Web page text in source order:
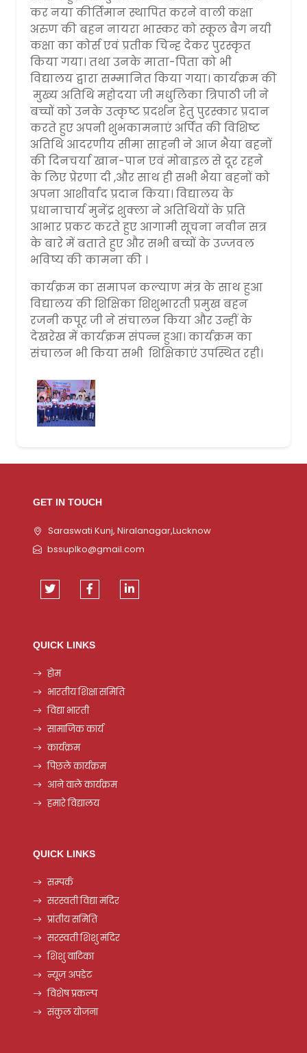
कर नया कीर्तिमान स्थापित करने वाली कक्षा
अरुण की बहन नायरा भास्कर को स्कूल बैग नयी
कक्षा का कोर्स एवं प्रतीक चिन्ह देकर पुरस्कृत
किया गया। तथा उनके माता-पिता को भी
विद्यालय द्वारा सम्मानित किया गया। कार्यक्रम की
मुख्य अतिथि महोदया जी मधुलिका त्रिपाठी जी ने
बच्चों को उनके उत्कृष्ट प्रदर्शन हेतु पुरस्कार प्रदान
करते हुए अपनी शुभकामनाएं अर्पित की विशिष्ट
अतिथि आदरणीय सीमा साहनी ने आज भैया बहनों
की दिनचर्या खान-पान एवं मोबाइल से दूर रहने
के लिए प्रेरणा दी ,और साथ ही सभी भैया बहनों को
अपना आशीर्वाद प्रदान किया। विद्यालय के
प्रधानाचार्य मुनेंद्र शुक्ला ने अतिथियों के प्रति
आभार प्रकट करते हुए आगामी सूचना नवीन सत्र
के बारे में बताते हुए और सभी बच्चों के उज्जवल
भविष्य की कामना की ।
कार्यक्रम का समापन कल्याण मंत्र के साथ हुआ
विद्यालय की शिक्षिका शिशुभारती प्रमुख बहन
रजनी कपूर जी ने संचालन किया और उन्हीं के
देखरेख में कार्यक्रम संपन्न हुआ। कार्यक्रम का
संचालन भी किया सभी शिक्षिकाएं उपस्थित रही।
GET IN TOUCH
Saraswati Kunj, Niralanagar,Lucknow
bssuplko@gmail.com
QUICK LINKS
होम
भारतीय शिक्षा समिति
विद्या भारती
सामाजिक कार्य
कार्यक्रम
पिछले कार्यक्रम
आने वाले कार्यक्रम
हमारे विद्यालय
QUICK LINKS
सम्पर्क
सरस्वती विद्या मंदिर
प्रांतीय समिति
सरस्वती शिशु मंदिर
शिशु वाटिका
न्यूज़ अपडेट
विशेष प्रकल्प
संकुल योजना